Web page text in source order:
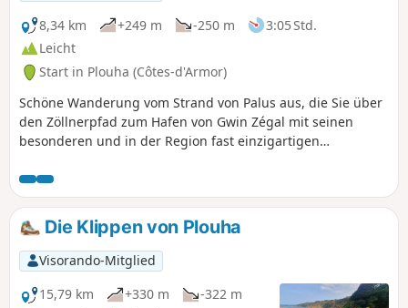
zum Ausgangspunkt.
8,34 km
+249 m -250 m
3:05 Std.
Leicht
Start in Plouha (Côtes-d'Armor)
Schöne Wanderung vom Strand von Palus aus, die Sie über
den Zöllnerpfad zum Hafen von Gwin Zégal mit seinen
besonderen und in der Region fast einzigartigen
und Le Pommier bietet Ihnen herrliche Ausblicke auf die
Küste und die höchsten Küstenklippen der Bretagne. Der
Rückweg führt über Landstraßen durch verschiedene
typische Weiler und schöne Waldwege.
Die Klippen von Plouha
Visorando-Mitglied
15,79 km
+330 m
-322 m